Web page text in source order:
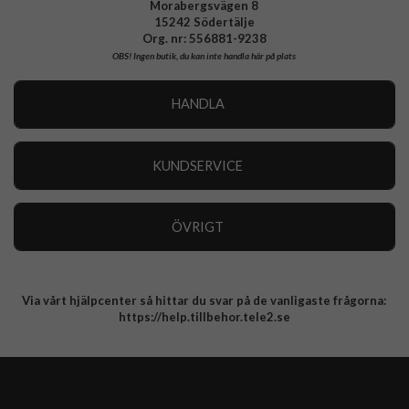
Morabergsvägen 8
15242 Södertälje
Org. nr: 556881-9238
OBS!Ingen butik, du kan inte handla här på plats
HANDLA
KUNDSERVICE
ÖVRIGT
Integritetspolicy
Via vårt hjälpcenter så hittar du svar på de vanligaste frågorna:
https://help.tillbehor.tele2.se